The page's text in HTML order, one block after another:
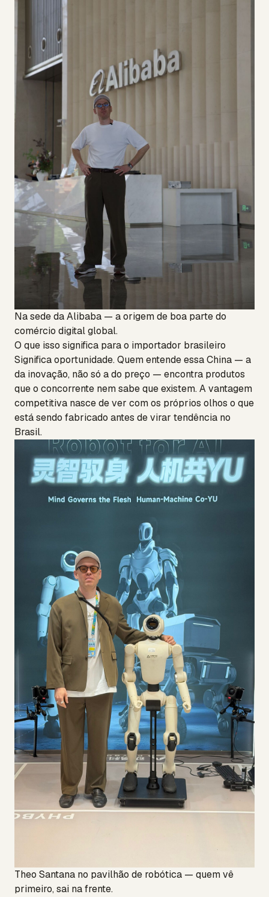
Na sede da Alibaba — a origem de boa parte do
comércio digital global.
O que isso significa para o importador brasileiro
Significa oportunidade. Quem entende essa China — a
da inovação, não só a do preço — encontra produtos
que o concorrente nem sabe que existem. A vantagem
competitiva nasce de ver com os próprios olhos o que
está sendo fabricado antes de virar tendência no
Brasil.
Theo Santana no pavilhão de robótica — quem vê
primeiro, sai na frente.